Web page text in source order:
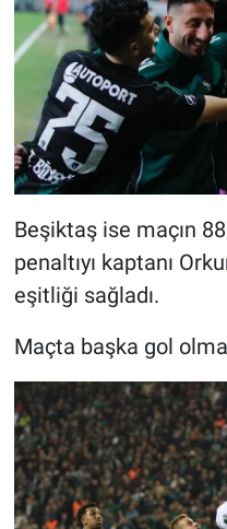
Beşiktaş ise maçın
penaltıyı kaptanı
eşitliği sağladı.
Maçta başka gol